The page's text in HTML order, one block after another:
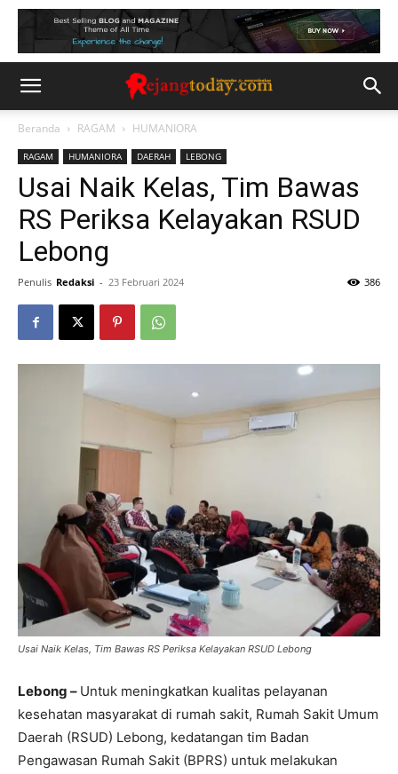
Beranda RAGAM HUMANIORA
RAGAM HUMANIORA DAERAH LEBONG
Usai Naik Kelas, Tim Bawas
RS Periksa Kelayakan RSUD
Lebong
Penulis Redaksi - 23 Februari 2024 386
Usai Naik Kelas, Tim Bawas RS Periksa Kelayakan RSUD Lebong
Lebong – Untuk meningkatkan kualitas pelayanan
kesehatan masyarakat di rumah sakit, Rumah Sakit Umum
Daerah (RSUD) Lebong, kedatangan tim Badan
Pengawasan Rumah Sakit (BPRS) untuk melakukan